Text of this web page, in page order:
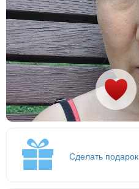
Сделать подарок